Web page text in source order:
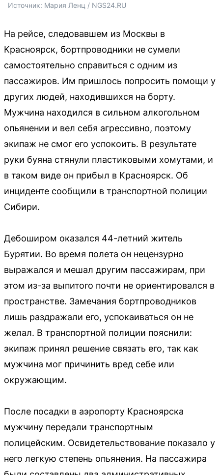
Источник: Мария Ленц / NGS24.RU
На рейсе, следовавшем из Москвы в
Красноярск, бортпроводники не сумели
самостоятельно справиться с одним из
пассажиров. Им пришлось попросить помощи у
других людей, находившихся на борту.
Мужчина находился в сильном алкогольном
опьянении и вел себя агрессивно, поэтому
экипаж не смог его успокоить. В результате
руки буяна стянули пластиковыми хомутами, и
в таком виде он прибыл в Красноярск. Об
инциденте сообщили в транспортной полиции
Сибири.
Дебоширом оказался 44-летний житель
Бурятии. Во время полета он нецензурно
выражался и мешал другим пассажирам, при
этом из-за выпитого почти не ориентировался в
пространстве. Замечания бортпроводников
лишь раздражали его, успокаиваться он не
желал. В транспортной полиции пояснили:
экипаж принял решение связать его, так как
мужчина мог причинить вред себе или
окружающим.
После посадки в аэропорту Красноярска
мужчину передали транспортным
полицейским. Освидетельствование показало у
него легкую степень опьянения. На пассажира